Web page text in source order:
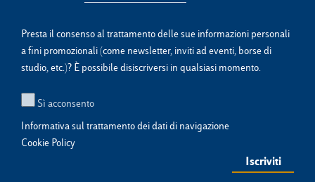
Presta il consenso al trattamento delle sue informazioni personali
a fini promozionali (come newsletter, inviti ad eventi, borse di
studio, etc.)? È possibile disiscriversi in qualsiasi momento.
Sì acconsento
Informativa sul trattamento dei dati di navigazione
Cookie Policy